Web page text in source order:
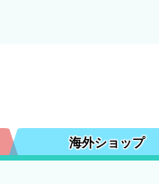
海外ショップ